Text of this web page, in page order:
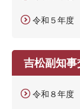
令和５年度
吉松副知
令和８年度